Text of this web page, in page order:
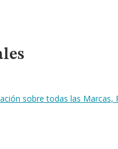
sobre todas las